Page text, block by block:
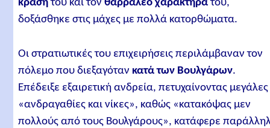
κράσητου και τονθαρραλέο χαρακτήρατου,
δοξάσθηκε στις μάχες με πολλά κατορθώματα.
Οι στρατιωτικές του επιχειρήσεις περιλάμβαναν τον
πόλεμο που διεξαγόταν κατά των Βουλγάρων.
Επέδειξε εξαιρετική ανδρεία, πετυχαίνοντας μεγάλες
«ανδραγαθίες και νίκες», καθώς «κατακόψας μεν
πολλούς από τους Βουλγάρους», κατάφερε